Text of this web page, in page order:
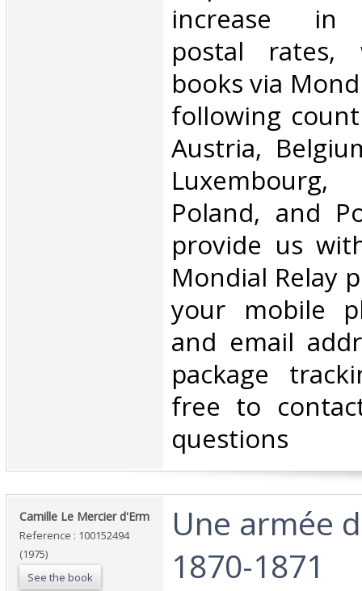
increase in
postal
books via
following
Austria,
Poland, and
provide us
Mondial Relay
your mobile
and email
package
free to
questions‎
‎Camille Le Mercier d'Erm‎
Reference : 100152494
(1975)
See the book
‎Une armée
1870-1871‎